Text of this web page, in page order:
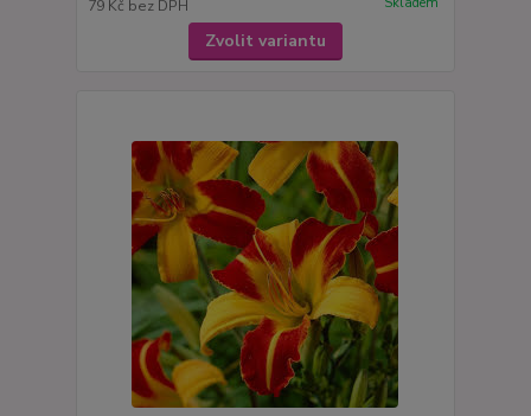
79 Kč bez DPH
Zvolit variantu